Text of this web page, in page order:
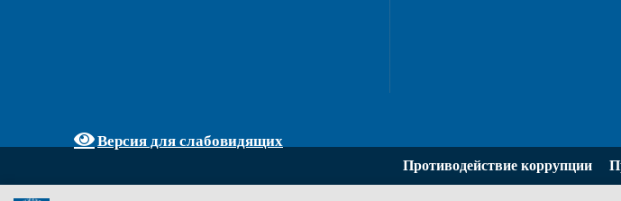
Версия для слабовидящих
Противодействие коррупции